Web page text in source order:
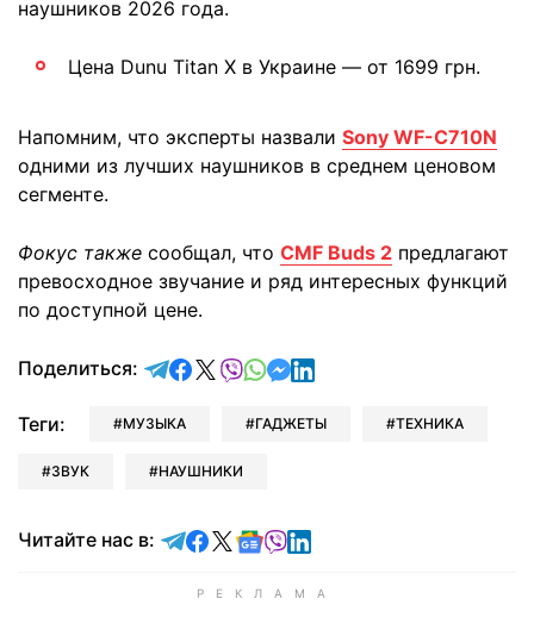
наушников 2026 года.
Цена Dunu Titan X в Украине — от 1699 грн.
Напомним, что эксперты назвали Sony WF-C710N
одними из лучших наушников в среднем ценовом
сегменте.
Фокус также сообщал, что CMF Buds 2 предлагают
превосходное звучание и ряд интересных функций
по доступной цене.
Поделиться: отправить в Telegram
поделиться в Facebook
поделиться в X
отправить в Viber
отправить в Whatsapp
отправить в Messenger
отправить в LinkedIn
Теги: МУЗЫКА ГАДЖЕТЫ ТЕХНИКА
ЗВУК НАУШНИКИ
Читайте нас в: Читайте в Telegram
Читайте в Facebook
Читайте в X
Читайте в Google news
Читайте в Viber
Читайте в LinkedIn